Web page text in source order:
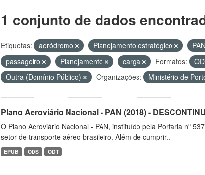
1 conjunto de dados
Etiquetas: aeródromo Planejamento estratégico
PAN
passageiro
Planejamento carga Formatos:
Outra (Domínio Público)
Organizações: Ministério de
Plano Aeroviário Nacional - PAN (2018) -
O Plano Aeroviário Nacional - PAN, instituído pela Portaria nº
setor de transporte aéreo brasileiro. Além de cumprir...
EPUB ODS ODT